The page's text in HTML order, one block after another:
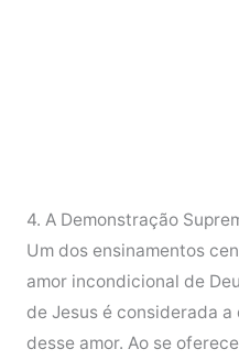
4. A Demonstração
Um dos ensinamentos
amor incondicional de
de Jesus é considerada
desse amor. Ao se